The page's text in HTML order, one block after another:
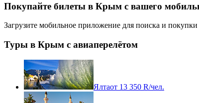
Покупайте билеты в Крым с вашего
Загрузите мобильное приложение для поиска и
Туры в Крым с авиаперелётом
Ялтаот 13 350 R/чел.